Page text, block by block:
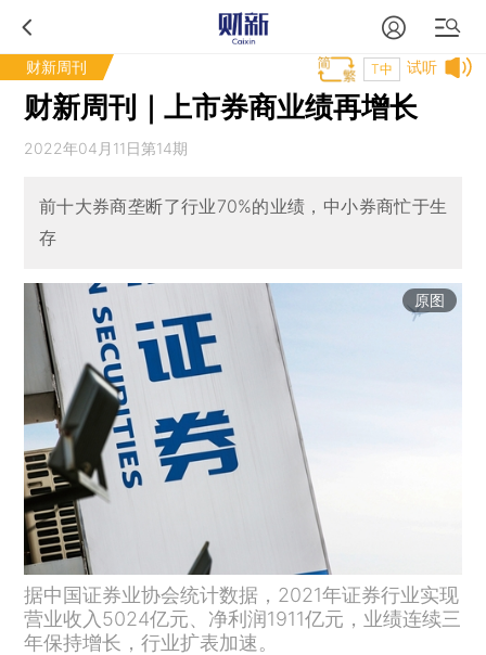
财新周刊 试听
T中
财新周刊｜上市券商业绩再增长
2022年04月11日第14期
前十大券商垄断了行业70%的业绩，中小券商忙于生
存
原图
据中国证券业协会统计数据，2021年证券行业实现
营业收入5024亿元、净利润1911亿元，业绩连续三
年保持增长，行业扩表加速。